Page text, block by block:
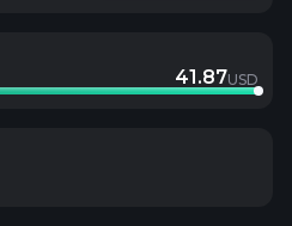
41.87USD